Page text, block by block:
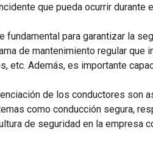
que pueda ocurrir durante
fundamental para garantizar la
de mantenimiento regular
etc. Además, es importante
de los conductores son
como conducción segura,
de seguridad en la